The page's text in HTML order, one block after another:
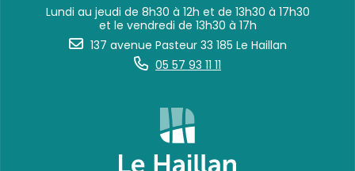
Lundi au jeudi de 8h30 à 12h et de 13h30 à 17h30
et le vendredi de 13h30 à 17h
137 avenue Pasteur 33 185 Le Haillan
05 57 93 11 11